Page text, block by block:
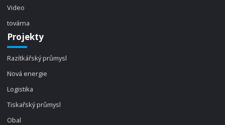
Video
továrna
Projekty
Razítkářský průmysl
Nová energie
Logistika
Tiskařský průmysl
Obal